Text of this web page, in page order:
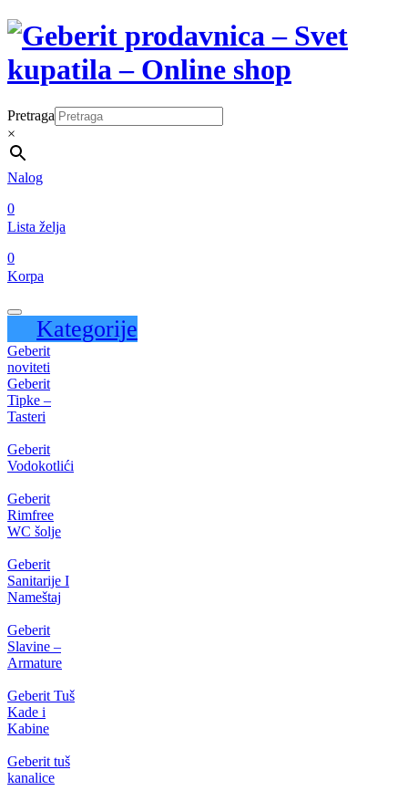
Pretraga
×
Nalog
0
Lista želja
0
Korpa
Kategorije
Geberit
noviteti
Geberit
Tipke –
Tasteri
Geberit
Vodokotlići
Geberit
Rimfree
WC šolje
Geberit
Sanitarije I
Nameštaj
Geberit
Slavine –
Armature
Geberit Tuš
Kade i
Kabine
Geberit tuš
kanalice